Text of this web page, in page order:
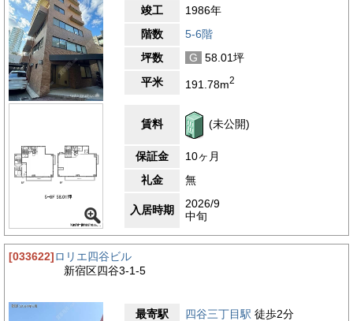
竣工
1986年
階数
5-6階
坪数
G
58.01坪
平米
191.78m2
賃料 (未公開)
保証金
10ヶ月
礼金
無
入居時期
2026/9
中旬
[033622]ロリエ四谷ビル
新宿区四谷3-1-5
最寄駅 四谷三丁目駅 徒歩2分